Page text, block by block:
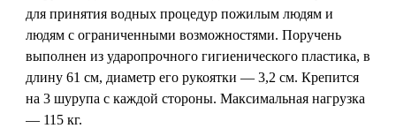
для принятия водных процедур пожилым людям и
людям с ограниченными возможностями. Поручень
выполнен из ударопрочного гигиенического пластика, в
длину 61 см, диаметр его рукоятки — 3,2 см. Крепится
на 3 шурупа с каждой стороны. Максимальная нагрузка
— 115 кг.